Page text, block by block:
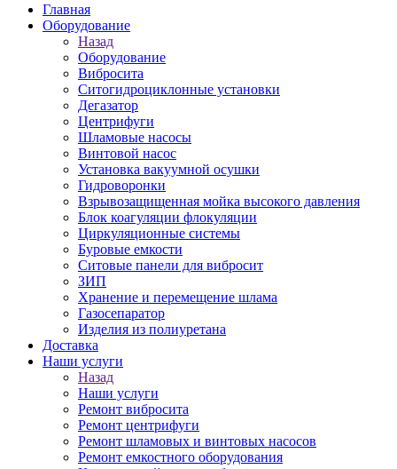
Главная
Оборудование
Назад
Оборудование
Вибросита
Ситогидроциклонные установки
Дегазатор
Центрифуги
Шламовые насосы
Винтовой насос
Установка вакуумной осушки
Гидроворонки
Взрывозащищенная мойка высокого давления
Блок коагуляции флокуляции
Циркуляционные системы
Буровые емкости
Ситовые панели для вибросит
ЗИП
Хранение и перемещение шлама
Газосепаратор
Изделия из полиуретана
Доставка
Наши услуги
Назад
Наши услуги
Ремонт вибросита
Ремонт центрифуги
Ремонт шламовых и винтовых насосов
Ремонт емкостного оборудования